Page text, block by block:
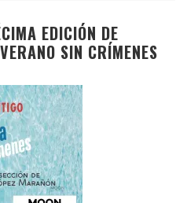
EDICIÓN DE
SIN CRÍMENES